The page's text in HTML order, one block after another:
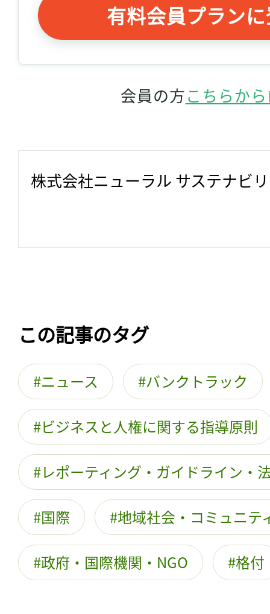
有料会員プラン
会員の方こちらか
株式会社ニューラル サステナビ
この記事のタグ
ニュース バンクトラック
ビジネスと人権に関する指導原則
レポーティング・ガイドライン・
国際 地域社会・コミュニテ
政府・国際機関・NGO 格付